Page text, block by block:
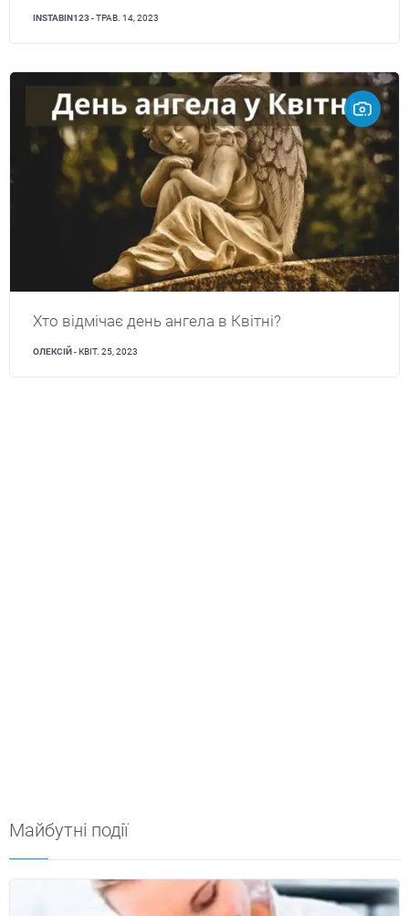
INSTABIN123 - ТРАВ. 14, 2023
Хто відмічає день ангела в Квітні?
ОЛЕКСІЙ - КВІТ. 25, 2023
Майбутні події